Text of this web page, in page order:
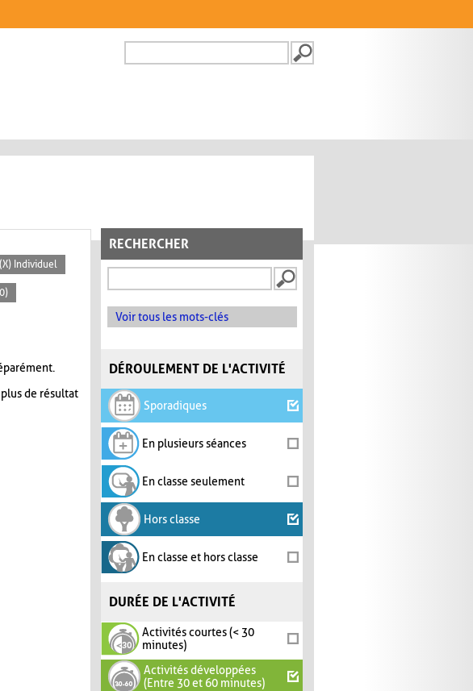
FORMULAIRE DE
RECHERCHER
Voir tous les mots-clés
DÉROULEMENT DE L'ACTIVITÉ
Sporadiques
En plusieurs séances
En classe seulement
Hors classe
En classe et hors classe
DURÉE DE L'ACTIVITÉ
Activités courtes (< 30
minutes)
Activités développées
(Entre 30 et 60 minutes)
(X) Individuel
de résultat